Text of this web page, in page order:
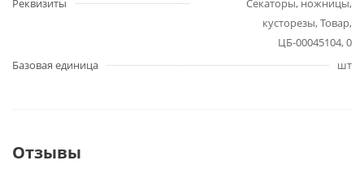
Реквизиты
Секаторы, ножницы,
кусторезы, Товар,
ЦБ-00045104, 0
Базовая единица
шт
Отзывы